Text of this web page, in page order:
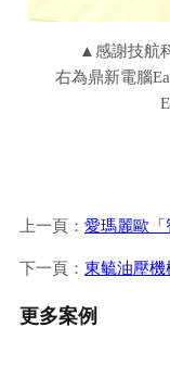
▲感謝技航
右為鼎新電腦
上一頁： 愛瑪麗歐「
下一頁： 東毓油壓機
更多案例